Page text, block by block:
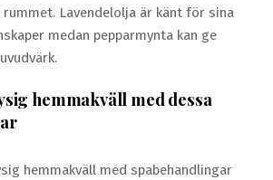
Lavendelolja är känt för sina
medan pepparmynta kan ge
hemmakväll med dessa
hemmakväll med spabehandlingar